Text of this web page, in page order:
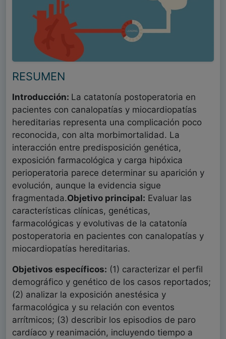
RESUMEN
Introducción: La catatonía postoperatoria en
pacientes con canalopatías y miocardiopatías
hereditarias representa una complicación poco
reconocida, con alta morbimortalidad. La
interacción entre predisposición genética,
exposición farmacológica y carga hipóxica
perioperatoria parece determinar su aparición y
evolución, aunque la evidencia sigue
fragmentada.Objetivo principal: Evaluar las
características clínicas, genéticas,
farmacológicas y evolutivas de la catatonía
postoperatoria en pacientes con canalopatías y
miocardiopatías hereditarias.
Objetivos específicos: (1) caracterizar el perfil
demográfico y genético de los casos reportados;
(2) analizar la exposición anestésica y
farmacológica y su relación con eventos
arrítmicos; (3) describir los episodios de paro
cardíaco y reanimación, incluyendo tiempo a